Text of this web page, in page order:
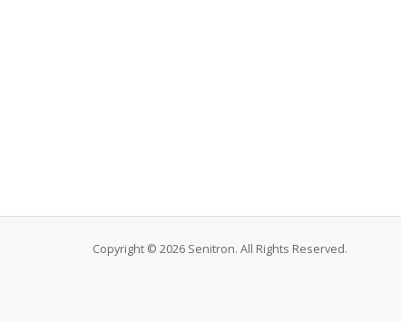
Copyright © 2026 Senitron. All Rights Reserved.